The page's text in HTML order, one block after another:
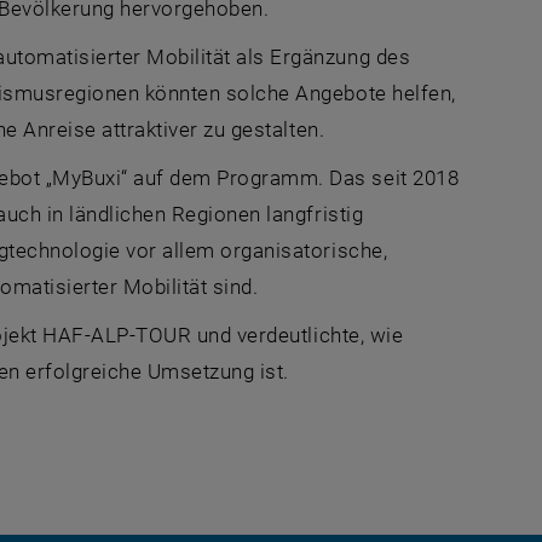
hervorgehoben.
Mobilität als Ergänzung des
könnten solche Angebote helfen,
Anreise attraktiver zu gestalten.
„MyBuxi“ auf dem Programm. Das seit 2018
in ländlichen Regionen langfristig
vor allem organisatorische,
Mobilität sind.
HAF-ALP-TOUR und verdeutlichte, wie
erfolgreiche Umsetzung ist.